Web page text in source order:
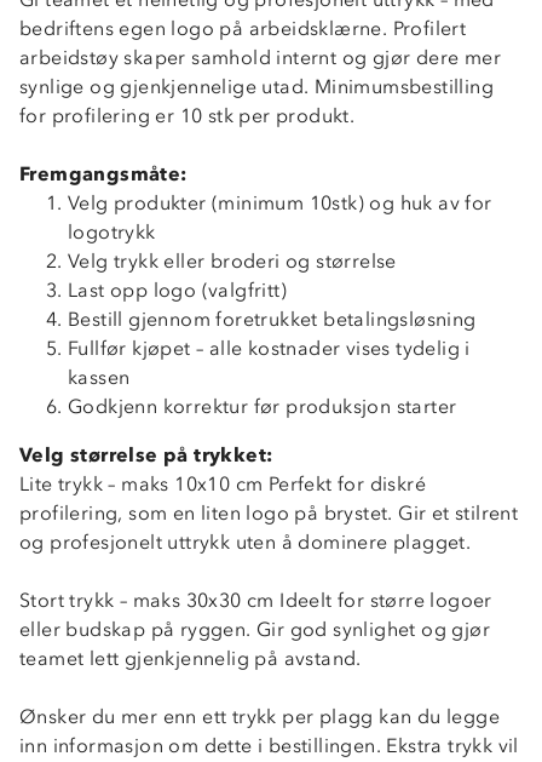
bedriftens egen logo på arbeidsklærne. Profilert
arbeidstøy skaper samhold internt og gjør dere mer
synlige og gjenkjennelige utad. Minimumsbestilling
for profilering er 10 stk per produkt.
Fremgangsmåte:
Velg produkter (minimum 10stk) og huk av for
logotrykk
Velg trykk eller broderi og størrelse
Last opp logo (valgfritt)
Bestill gjennom foretrukket betalingsløsning
Fullfør kjøpet – alle kostnader vises tydelig i
kassen
Godkjenn korrektur før produksjon starter
Velg størrelse på trykket:
Lite trykk – maks 10x10 cm Perfekt for diskré
profilering, som en liten logo på brystet. Gir et stilrent
og profesjonelt uttrykk uten å dominere plagget.
Stort trykk – maks 30x30 cm Ideelt for større logoer
eller budskap på ryggen. Gir god synlighet og gjør
teamet lett gjenkjennelig på avstand.
Ønsker du mer enn ett trykk per plagg kan du legge
inn informasjon om dette i bestillingen. Ekstra trykk vil